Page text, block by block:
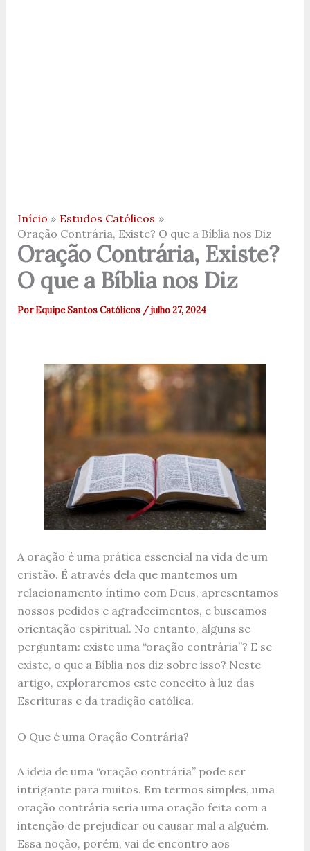
Início
Estudos Católicos
Oração Contrária, Existe? O que a Bíblia nos Diz
Oração Contrária, Existe?
O que a Bíblia nos Diz
PorEquipe Santos Católicos /julho 27, 2024
A oração é uma prática essencial na vida de um
cristão. É através dela que mantemos um
relacionamento íntimo com Deus, apresentamos
nossos pedidos e agradecimentos, e buscamos
orientação espiritual. No entanto, alguns se
perguntam: existe uma “oração contrária”? E se
existe, o que a Bíblia nos diz sobre isso? Neste
artigo, exploraremos este conceito à luz das
Escrituras e da tradição católica.
O Que é uma Oração Contrária?
A ideia de uma “oração contrária” pode ser
intrigante para muitos. Em termos simples, uma
oração contrária seria uma oração feita com a
intenção de prejudicar ou causar mal a alguém.
Essa noção, porém, vai de encontro aos